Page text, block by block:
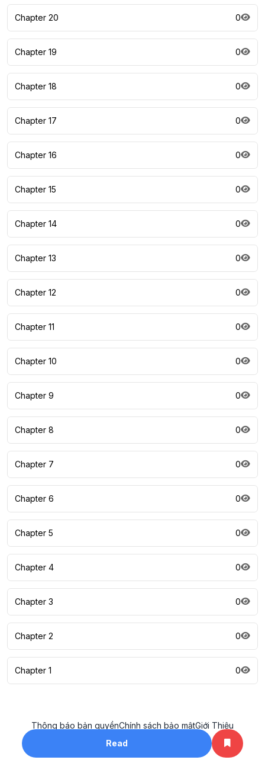
Read
Chapter 20 0
Chapter 19 0
Chapter 18 0
Chapter 17 0
Chapter 16 0
Chapter 15 0
Chapter 14 0
Chapter 13 0
Chapter 12 0
Chapter 11 0
Chapter 10 0
Chapter 9 0
Chapter 8 0
Chapter 7 0
Chapter 6 0
Chapter 5 0
Chapter 4 0
Chapter 3 0
Chapter 2 0
Chapter 1 0
Thông báo bản quyềnChính sách bảo mậtGiới Thiệu
All rights reserved. ©2023